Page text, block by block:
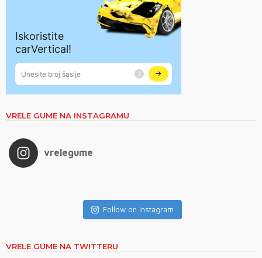
VRELE GUME NA INSTAGRAMU
vrelegume
Follow on Instagram
VRELE GUME NA TWITTERU